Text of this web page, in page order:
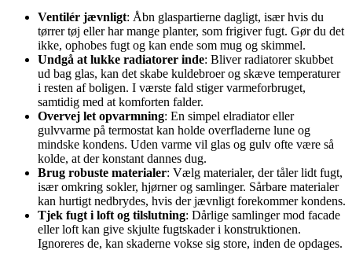
Ventilér jævnligt: Åbn glaspartierne dagligt, især hvis du
tørrer tøj eller har mange planter, som frigiver fugt. Gør du det
ikke, ophobes fugt og kan ende som mug og skimmel.
Undgå at lukke radiatorer inde: Bliver radiatorer skubbet
ud bag glas, kan det skabe kuldebroer og skæve temperaturer
i resten af boligen. I værste fald stiger varmeforbruget,
samtidig med at komforten falder.
Overvej let opvarmning: En simpel elradiator eller
gulvvarme på termostat kan holde overfladerne lune og
mindske kondens. Uden varme vil glas og gulv ofte være så
kolde, at der konstant dannes dug.
Brug robuste materialer: Vælg materialer, der tåler lidt fugt,
især omkring sokler, hjørner og samlinger. Sårbare materialer
kan hurtigt nedbrydes, hvis der jævnligt forekommer kondens.
Tjek fugt i loft og tilslutning: Dårlige samlinger mod facade
eller loft kan give skjulte fugtskader i konstruktionen.
Ignoreres de, kan skaderne vokse sig store, inden de opdages.